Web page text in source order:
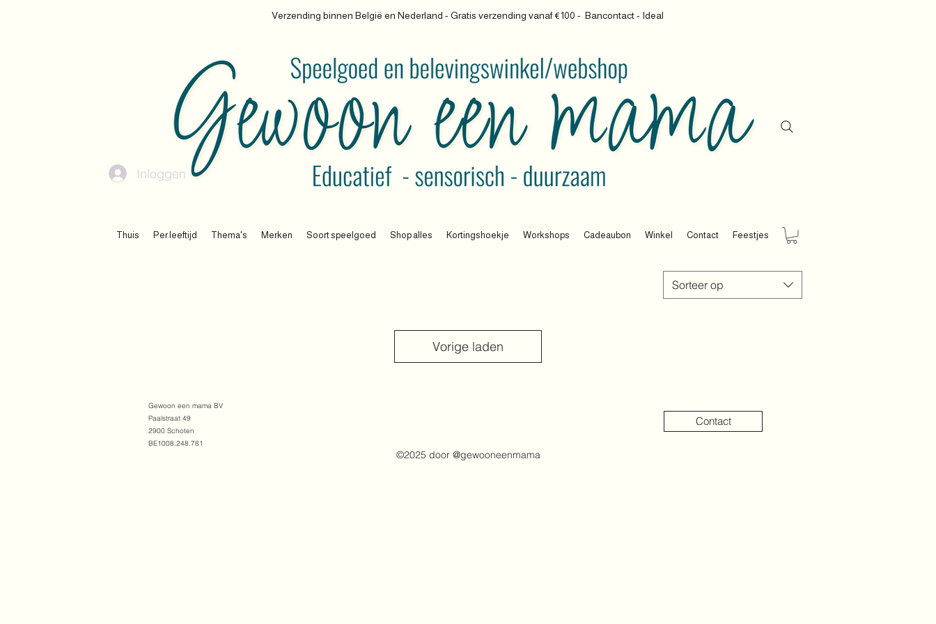
Verzending binnen België en Nederland - Gratis verzending vanaf €100 - Bancontact - Ideal
Thuis Per leeftijd Thema's Merken Soort speelgoed Shop alles Kortingshoekje Workshops Cadeaubon Winkel Contact Feestjes
Inloggen
Sorteer op
Vorige laden
Gewoon een mama BV
Paalstraat 49
2900 Schoten
BE1008.248.781
Contact
©2025 door @gewooneenmama